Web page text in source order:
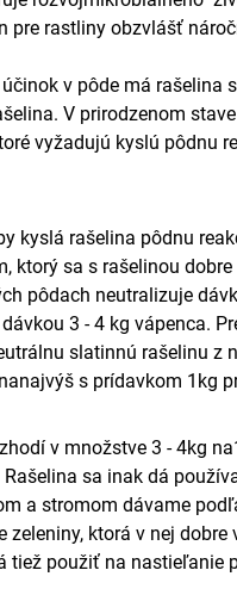
pre rastliny obzvlášť
v pôde má rašelina
V prirodzenom
vyžadujú kyslú pôdnu
kyslá rašelina pôdnu
ktorý sa s rašelinou
pôdach neutralizuje
3 - 4 kg vápenca.
slatinnú rašelinu
s prídavkom 1kg
v množstve 3 - 4kg na
Rašelina sa inak dá
a stromom dávame
zeleniny, ktorá v nej
tiež použiť na nastieľanie